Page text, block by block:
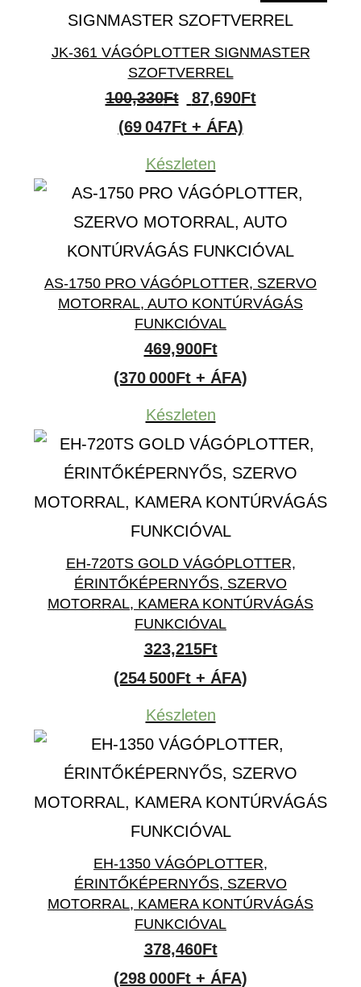
JK-361 VÁGÓPLOTTER SIGNMASTER
SZOFTVERREL
100,330Ft
Original
price
was:
100,330Ft.
87,690FtCurrent
87,690Ft.
(69 047Ft + ÁFA)
Készleten
AS-1750 PRO VÁGÓPLOTTER, SZERVO
MOTORRAL, AUTO KONTÚRVÁGÁS
FUNKCIÓVAL
469,900Ft
(370 000Ft + ÁFA)
Készleten
EH-720TS GOLD VÁGÓPLOTTER,
ÉRINTŐKÉPERNYŐS, SZERVO
MOTORRAL, KAMERA KONTÚRVÁGÁS
FUNKCIÓVAL
323,215Ft
(254 500Ft + ÁFA)
Készleten
EH-1350 VÁGÓPLOTTER,
ÉRINTŐKÉPERNYŐS, SZERVO
MOTORRAL, KAMERA KONTÚRVÁGÁS
FUNKCIÓVAL
378,460Ft
(298 000Ft + ÁFA)